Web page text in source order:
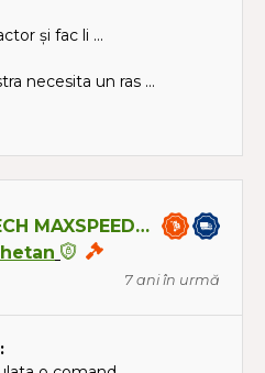
și fac li ...
necesita un ras ...
ECOTECH MAXSPEED SRL
7 ani în urmă